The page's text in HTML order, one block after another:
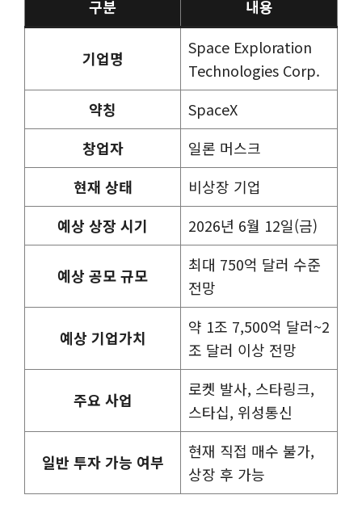
구분 내용
기업명
Space Exploration
Technologies Corp.
약칭
SpaceX
창업자
일론 머스크
현재 상태
비상장 기업
예상 상장 시기
2026년 6월 12일(금)
예상 공모 규모
최대 750억 달러 수준
전망
예상 기업가치
약 1조 7,500억 달러~2
조 달러 이상 전망
주요 사업
로켓 발사, 스타링크,
스타십, 위성통신
일반 투자 가능 여부
현재 직접 매수 불가,
상장 후 가능